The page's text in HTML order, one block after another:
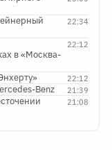
22:34
22:12
в «Москва-
22:12
21:39
Benz
21:08